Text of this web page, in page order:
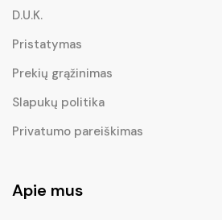
D.U.K.
Pristatymas
Prekių grąžinimas
Slapukų politika
Privatumo pareiškimas
Apie mus